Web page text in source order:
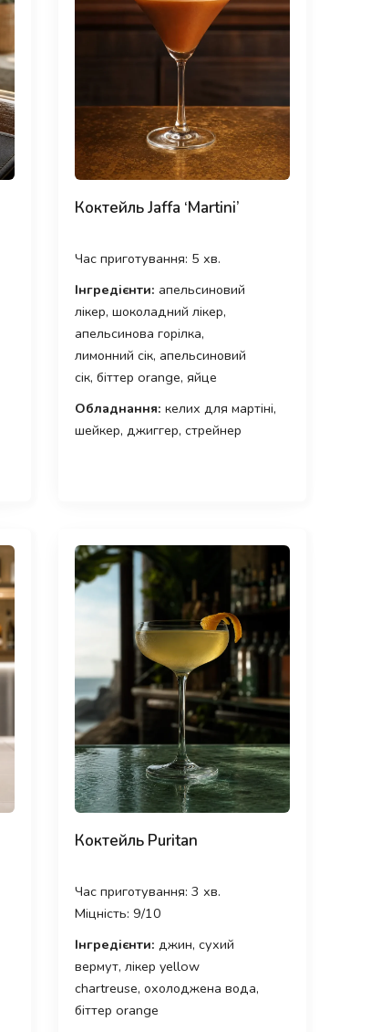
Коктейль Jaffa ‘Martini’
Час приготування: 5 хв.
Інгредієнти: апельсиновий
лікер, шоколадний лікер,
апельсинова горілка,
лимонний сік, апельсиновий
сік, біттер orange, яйце
Обладнання: келих для мартіні,
шейкер, джиггер, стрейнер
Коктейль Puritan
Час приготування: 3 хв.
Міцність: 9/10
Інгредієнти: джин, сухий
вермут, лікер yellow
chartreuse, охолоджена вода,
біттер orange